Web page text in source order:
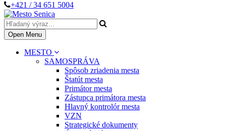
+421 / 34 651 5004
Open Menu
MESTO
SAMOSPRÁVA
Spôsob zriadenia mesta
Štatút mesta
Primátor mesta
Zástupca primátora mesta
Hlavný kontrolór mesta
VZN
Strategické dokumenty